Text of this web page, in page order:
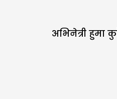
अभिनेत्री हुमा